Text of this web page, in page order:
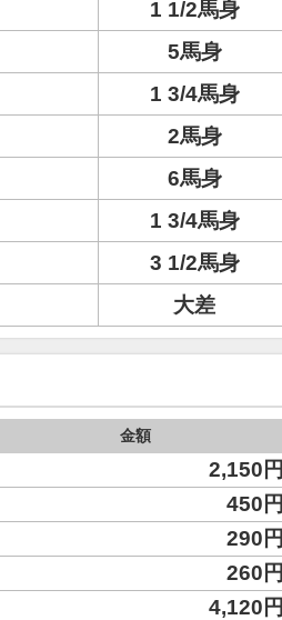
1 1/2馬身
5馬身
1 3/4馬身
2馬身
6馬身
1 3/4馬身
3 1/2馬身
大差
金額
2,150円
450円
290円
260円
4,120円